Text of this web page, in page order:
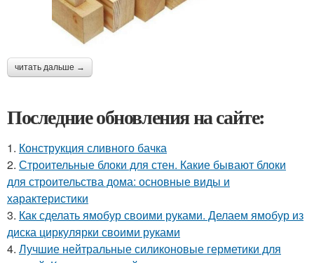
читать дальше →
Последние обновления на сайте:
1. Конструкция сливного бачка
2. Строительные блоки для стен. Какие бывают блоки
для строительства дома: основные виды и
характеристики
3. Как сделать ямобур своими руками. Делаем ямобур из
диска циркулярки своими руками
4. Лучшие нейтральные силиконовые герметики для